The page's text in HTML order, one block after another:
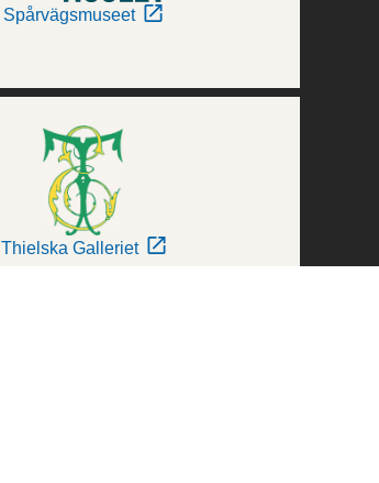
Spårvägsmuseet
Thielska Galleriet